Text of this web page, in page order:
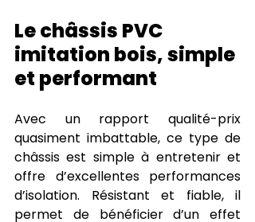
Le châssis PVC
imitation bois, simple
et performant
Avec un rapport qualité-prix
quasiment imbattable, ce type de
châssis est simple à entretenir et
offre d’excellentes performances
d’isolation. Résistant et fiable, il
permet de bénéficier d’un effet